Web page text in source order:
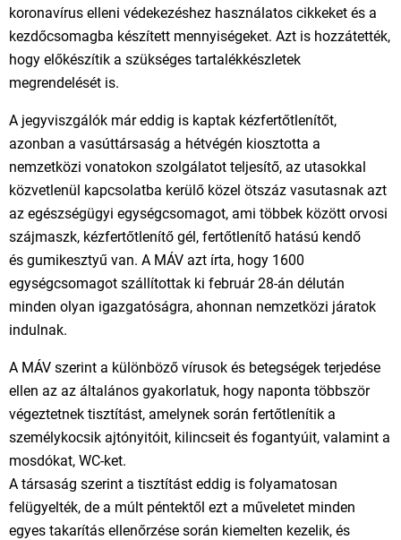
koronavírus elleni védekezéshez használatos cikkeket és a
kezdőcsomagba készített mennyiségeket. Azt is hozzátették,
hogy előkészítik a szükséges tartalékkészletek
megrendelését is.
A jegyviszgálók már eddig is kaptak kézfertőtlenítőt,
azonban a vasúttársaság a hétvégén kiosztotta a
nemzetközi vonatokon szolgálatot teljesítő, az utasokkal
közvetlenül kapcsolatba kerülő közel ötszáz vasutasnak azt
az egészségügyi egységcsomagot, ami többek között orvosi
szájmaszk, kézfertőtlenítő gél, fertőtlenítő hatású kendő
és gumikesztyű van. A MÁV azt írta, hogy 1600
egységcsomagot szállítottak ki február 28-án délután
minden olyan igazgatóságra, ahonnan nemzetközi járatok
indulnak.
A MÁV szerint a különböző vírusok és betegségek terjedése
ellen az az általános gyakorlatuk, hogy naponta többször
végeztetnek tisztítást, amelynek során fertőtlenítik a
személykocsik ajtónyitóit, kilincseit és fogantyúit, valamint a
mosdókat, WC-ket.
A társaság szerint a tisztítást eddig is folyamatosan
felügyelték, de a múlt péntektől ezt a műveletet minden
egyes takarítás ellenőrzése során kiemelten kezelik, és